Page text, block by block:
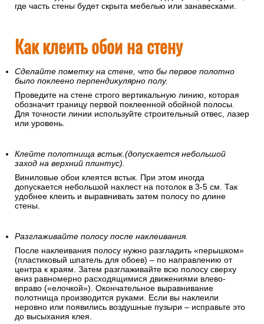
где часть стены будет скрыта мебелью или занавесками.
Как клеить обои на стену
Сделайте пометку на стене, что бы первое полотно
было поклеено перпендикулярно полу.
Проведите на стене строго вертикальную линию, которая
обозначит границу первой поклеенной обойной полосы.
Для точности линии используйте строительный отвес, лазер
или уровень.
Клейте полотнища встык.(допускается небольшой
заход на верхний плинтус).
Виниловые обои клеятся встык. При этом иногда
допускается небольшой нахлест на потолок в 3-5 см. Так
удобнее клеить и выравнивать затем полосу по длине
стены.
Разглаживайте полосу после наклеивания.
После наклеивания полосу нужно разгладить «перышком»
(пластиковый шпатель для обоев) – по направлению от
центра к краям. Затем разглаживайте всю полосу сверху
вниз равномерно расходящимися движениями влево-
вправо («елочкой»). Окончательное выравнивание
полотнища производится руками. Если вы наклеили
неровно или появились воздушные пузыри – исправьте это
до высыхания клея.